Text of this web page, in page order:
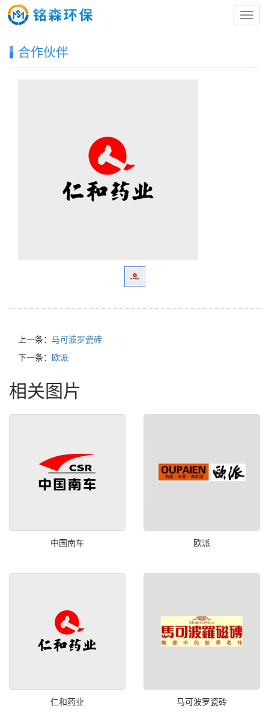
导
航
合作伙伴
上一条： 马可波罗瓷砖
下一条：
欧派
相关图片
中国南车 欧派
仁和药业 马可波罗瓷砖